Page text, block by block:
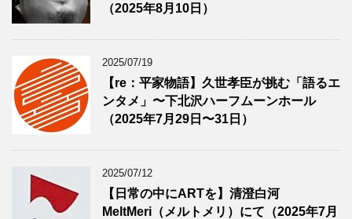
（2025年8月10日）
2025/07/19
【re：平家物語】久世孝臣が挑む「語るエ
ンタメ」〜下北沢ハーフムーンホール
（2025年7月29日〜31日）
2025/07/12
【日常の中にARTを】清澄白河
MeltMeri（メルトメリ）にて（2025年7月